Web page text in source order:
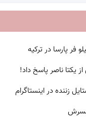
فر پارسا در ترکیه
یکتا ناصر پاسخ داد!
زننده در اینستاگرام